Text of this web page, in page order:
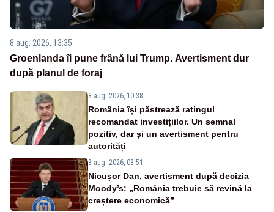
8 aug. 2026, 13:35
Groenlanda îi pune frână lui Trump. Avertisment dur
după planul de foraj
8 aug. 2026, 10:38
România își păstrează ratingul
recomandat investițiilor. Un semnal
pozitiv, dar și un avertisment pentru
autorități
8 aug. 2026, 08:51
Nicușor Dan, avertisment după decizia
Moody’s: „România trebuie să revină la
creștere economică”